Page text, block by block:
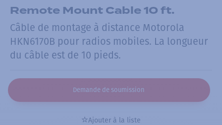
Remote Mount Cable 10 ft.
Câble de montage à distance Motorola
HKN6170B pour radios mobiles. La longueur
du câble est de 10 pieds.
Demande de soumission
Ajouter à la liste